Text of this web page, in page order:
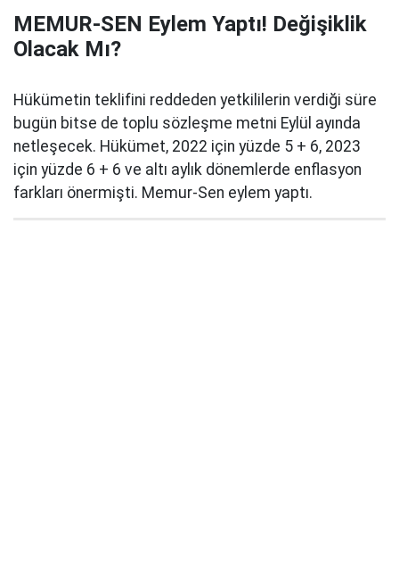
MEMUR-SEN Eylem Yaptı! Değişiklik
Olacak Mı?
Hükümetin teklifini reddeden yetkililerin verdiği süre
bugün bitse de toplu sözleşme metni Eylül ayında
netleşecek. Hükümet, 2022 için yüzde 5 + 6, 2023
için yüzde 6 + 6 ve altı aylık dönemlerde enflasyon
farkları önermişti. Memur-Sen eylem yaptı.